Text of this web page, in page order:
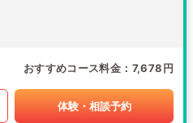
おすすめコース料金 7,678円
体験・相談予約